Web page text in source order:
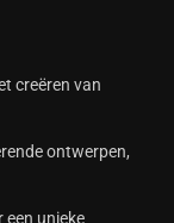
creëren van
ontwerpen,
een unieke